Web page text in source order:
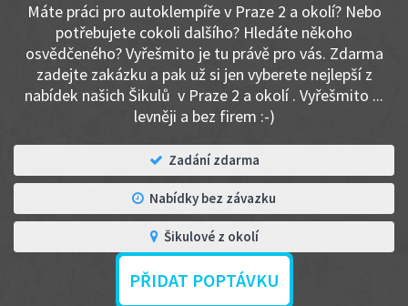
Máte práci pro autoklempíře v Praze 2 a okolí? Nebo
potřebujete cokoli dalšího? Hledáte někoho
osvědčeného? Vyřešmito je tu právě pro vás. Zdarma
zadejte zakázku a pak už si jen vyberete nejlepší z
nabídek našich Šikulů v Praze 2 a okolí . Vyřešmito ...
levněji a bez firem :-)
Zadání zdarma
Nabídky bez závazku
Šikulové z okolí
PŘIDAT POPTÁVKU